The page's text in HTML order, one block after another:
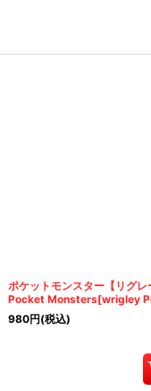
ポケットモンスター【リグ
Pocket Monsters[wrigley
980円(税込)